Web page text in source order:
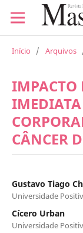
Início / Arquivos
IMPACTO
CÂNCER
Gustavo Tiago
Universidade
Cícero Urban
Universidade